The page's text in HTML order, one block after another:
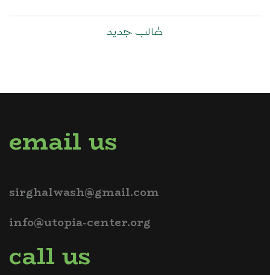
طالب جديد
email us
sirghalwash@gmail.com
info@utopia-center.org
call us